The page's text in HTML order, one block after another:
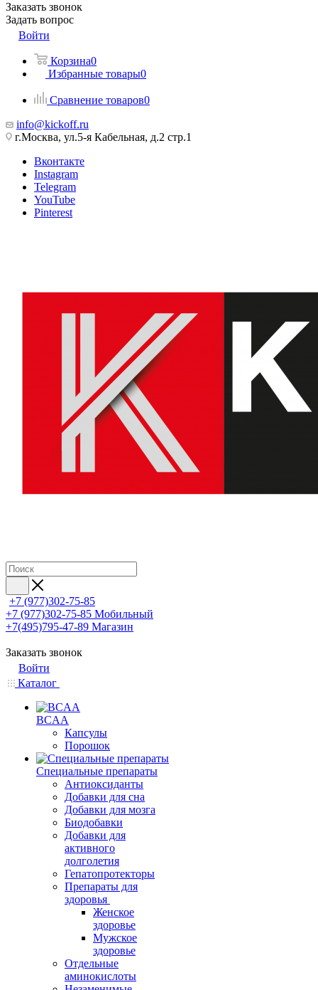
Заказать звонок
Задать вопрос
Войти
Корзина0
Избранные товары0
Сравнение товаров0
info@kickoff.ru
г.Москва, ул.5-я Кабельная, д.2 стр.1
Вконтакте
Instagram
Telegram
YouTube
Pinterest
+7 (977)302-75-85
+7 (977)302-75-85 Мобильный
+7(495)795-47-89 Магазин
Заказать звонок
Войти
Каталог
BCAA
Капсулы
Порошок
Cпециальные препараты
Антиоксиданты
Добавки для сна
Добавки для мозга
Биодобавки
Добавки для
активного
долголетия
Гепатопротекторы
Препараты для
здоровья
Женское
здоровье
Мужское
здоровье
Отдельные
аминокислоты